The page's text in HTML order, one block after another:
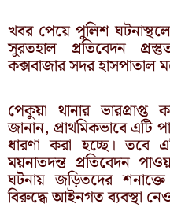
খবর পেয়ে পুলিশ
সুরতহাল প্রতিবেদন
কক্সবাজার সদর হাসপাতাল
পেকুয়া থানার ভারপ্রাপ্ত
জানান, প্রাথমিকভাবে এটি
ধারণা করা হচ্ছে। তবে
ময়নাতদন্ত প্রতিবেদন
ঘটনায় জড়িতদের
বিরুদ্ধে আইনগত ব্যবস্থা